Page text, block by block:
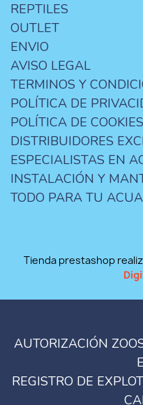
REPTILES
OUTLET
ENVIO
AVISO LEGAL
TERMINOS Y
POLÍTICA DE
POLÍTICA DE COOKIES
DISTRIBUIDORES
ESPECIALISTAS EN
INSTALACIÓN Y
TODO PARA TU
Tienda prestashop
AUTORIZACIÓN
REGISTRO DE